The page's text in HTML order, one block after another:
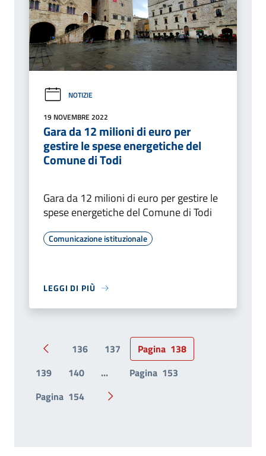
NOTIZIE
19 NOVEMBRE 2022
Gara da 12 milioni di euro per
gestire le spese energetiche del
Comune di Todi
Gara da 12 milioni di euro per gestire le
spese energetiche del Comune di Todi
Comunicazione istituzionale
LEGGI DI PIÙ
Pagina precedente
136 137 Pagina 138
139
140 ... Pagina 153
Pagina 154 Pagina successiva